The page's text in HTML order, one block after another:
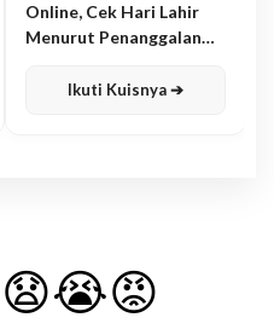
Online, Cek Hari Lahir
Menurut Penanggalan
Ikuti Kuisnya ➔
😧😭😡